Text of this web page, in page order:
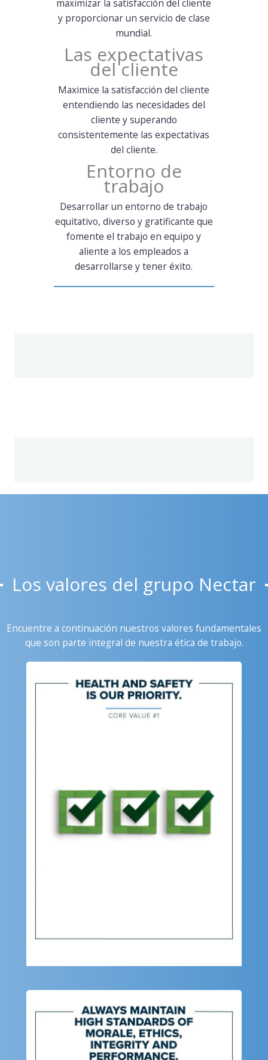
maximizar la satisfacción del cliente
y proporcionar un servicio de clase
mundial.
Las expectativas
del cliente
Maximice la satisfacción del cliente
entendiendo las necesidades del
cliente y superando
consistentemente las expectativas
del cliente.
Entorno de
trabajo
Desarrollar un entorno de trabajo
equitativo, diverso y gratificante que
fomente el trabajo en equipo y
aliente a los empleados a
desarrollarse y tener éxito.
Los valores del grupo Nectar
Encuentre a continuación nuestros valores fundamentales
que son parte integral de nuestra ética de trabajo.